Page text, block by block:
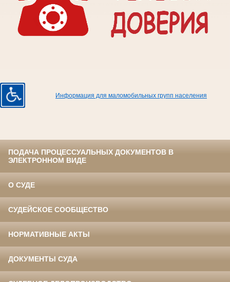
Информация для маломобильных групп населения
ПОДАЧА ПРОЦЕССУАЛЬНЫХ ДОКУМЕНТОВ В
ЭЛЕКТРОННОМ ВИДЕ
О СУДЕ
СУДЕЙСКОЕ СООБЩЕСТВО
НОРМАТИВНЫЕ АКТЫ
ДОКУМЕНТЫ СУДА